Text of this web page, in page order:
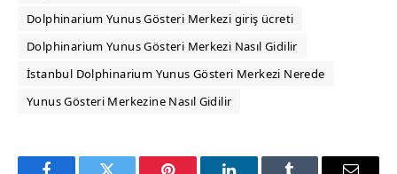
Dolphinarium Yunus Gösteri Merkezi giriş ücreti
Dolphinarium Yunus Gösteri Merkezi Nasıl Gidilir
İstanbul Dolphinarium Yunus Gösteri Merkezi Nerede
Yunus Gösteri Merkezine Nasıl Gidilir